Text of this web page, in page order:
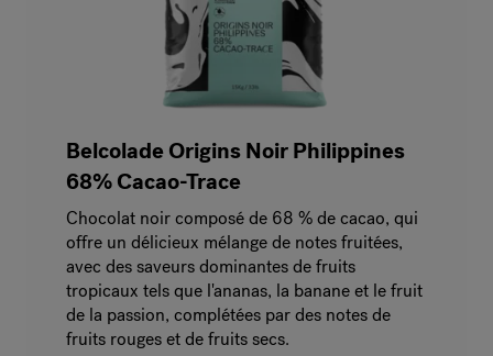
Belcolade Origins Noir Philippines
68% Cacao-Trace
Chocolat noir composé de 68 % de cacao, qui
offre un délicieux mélange de notes fruitées,
avec des saveurs dominantes de fruits
tropicaux tels que l'ananas, la banane et le fruit
de la passion, complétées par des notes de
fruits rouges et de fruits secs.